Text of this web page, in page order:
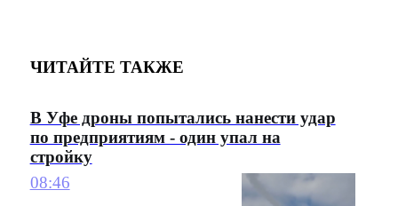
ЧИТАЙТЕ ТАКЖЕ
В Уфе дроны попытались нанести удар
по предприятиям - один упал на
стройку
08:46